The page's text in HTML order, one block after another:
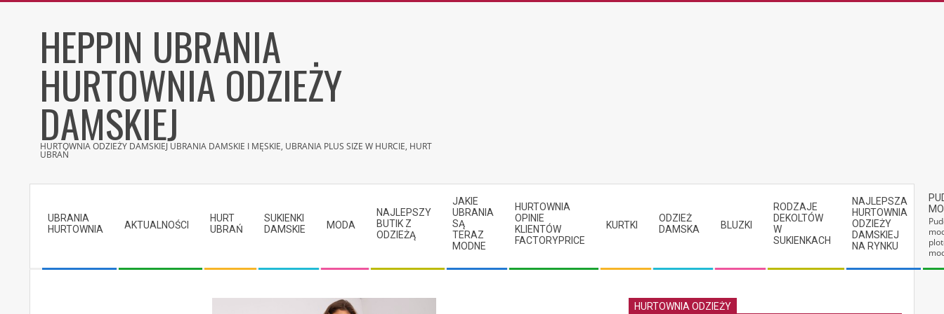
HEPPIN UBRANIA
HURTOWNIA ODZIEŻY
DAMSKIEJ
HURTOWNIA ODZIEŻY DAMSKIEJ UBRANIA DAMSKIE I MĘSKIE, UBRANIA PLUS SIZE W HURCIE, HURT
UBRAŃ
Menu
UBRANIA
HURTOWNIA
AKTUALNOŚCI
HURT
UBRAŃ
SUKIENKI
DAMSKIE
MODA
NAJLEPSZY
BUTIK Z
ODZIEŻĄ
JAKIE
UBRANIA
SĄ
TERAZ
MODNE
HURTOWNIA
OPINIE
KLIENTÓW
FACTORYPRICE
KURTKI
ODZIEŻ
DAMSKA
BLUZKI
RODZAJE
DEKOLTÓW
W
SUKIENKACH
NAJLEPSZA
HURTOWNIA
ODZIEŻY
DAMSKIEJ
NA RYNKU
HURTOWNIA ODZIEŻY